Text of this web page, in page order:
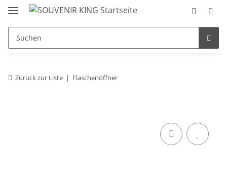
Zurück zur Liste Flaschenöffner